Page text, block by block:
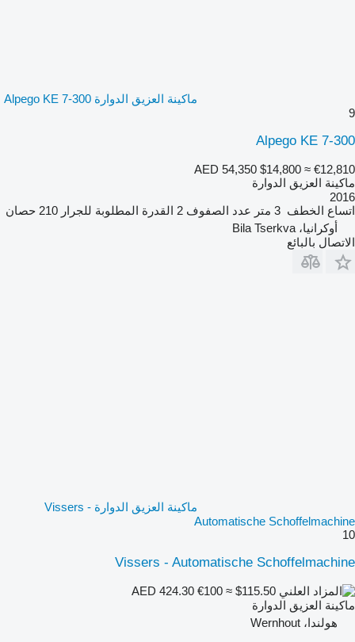
ماكينة العزيق الدوارة Alpego KE 7-300
9
Alpego KE 7-300
AED 54,350 $14,800 ≈ €12,810
ماكينة العزيق الدوارة
2016
اتساع الخطف 3 متر عدد الصفوف 2 القدرة المطلوبة للجرار 210 حصان
أوكرانيا، Bila Tserkva
الاتصال بالبائع
ماكينة العزيق الدوارة Vissers -
Automatische Schoffelmachine
10
Vissers - Automatische Schoffelmachine
€100 ≈ $115.50
ماكينة العزيق الدوارة
هولندا، Wernhout